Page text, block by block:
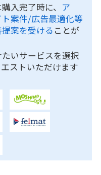
入完了時に、 ア
案件/広告最適化等
案を受ける ことが
いサービスを選択
ストいただけます